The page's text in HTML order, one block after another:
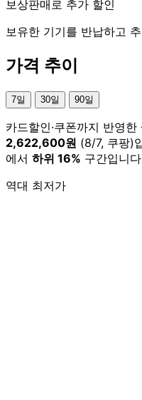
보상판매로 추가 할인
보유한 기기를 반납하고
가격 추이
7일 30일 90일
카드할인·쿠폰까지 반영한
2,622,600원 (8/7, 쿠팡)
에서 하위 16% 구간입니
역대 최저가